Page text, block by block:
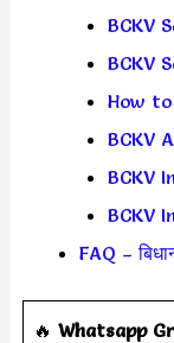
BCKV
BCKV
How
BCKV
BCKV
BCKV
FAQ –
‎️‍🔥 Whatsapp